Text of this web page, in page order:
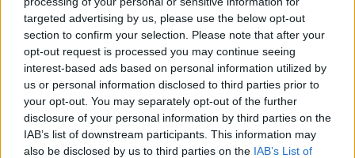
targeted advertising by us, please use the below opt-out
section to confirm your selection. Please note that after your
opt-out request is processed you may continue seeing
interest-based ads based on personal information utilized by
us or personal information disclosed to third parties prior to
your opt-out. You may separately opt-out of the further
disclosure of your personal information by third parties on the
IAB’s list of downstream participants. This information may
also be disclosed by us to third parties on the IAB’s List of